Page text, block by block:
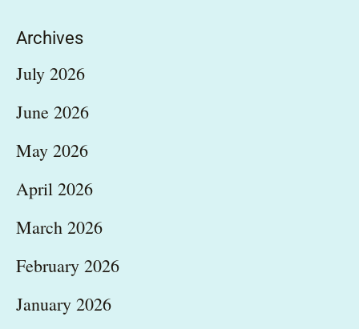
Archives
July 2026
June 2026
May 2026
April 2026
March 2026
February 2026
January 2026